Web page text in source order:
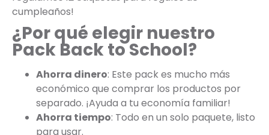
cumpleaños!
¿Por qué elegir nuestro
Pack Back to School?
Ahorra dinero: Este pack es mucho más
económico que comprar los productos por
separado. ¡Ayuda a tu economía familiar!
Ahorra tiempo: Todo en un solo paquete, listo
para usar.